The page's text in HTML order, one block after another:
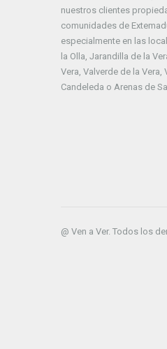
nuestros clientes
comunidades de
especialmente en las
la Olla, Jarandilla de la
Vera, Valverde de la Vera,
Candeleda o Arenas de
@ Ven a Ver. Todos los